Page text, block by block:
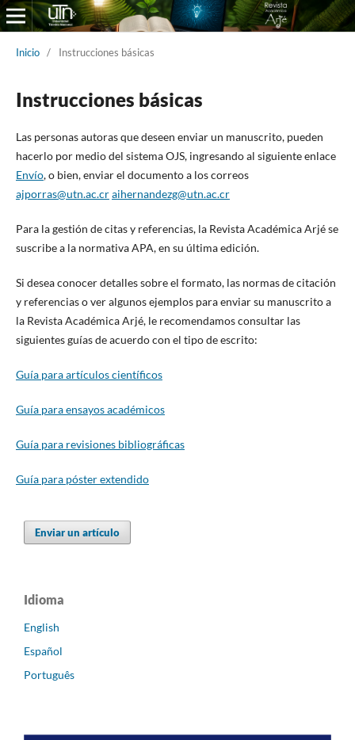
Inicio / Instrucciones básicas
Instrucciones básicas
Las personas autoras que deseen enviar un manuscrito, pueden
hacerlo por medio del sistema OJS, ingresando al siguiente enlace
Envío, o bien, enviar el documento a los correos
ajporras@utn.ac.craihernandezg@utn.ac.cr
Para la gestión de citas y referencias, la Revista Académica Arjé se
suscribe a la normativa APA, en su última edición.
Si desea conocer detalles sobre el formato, las normas de citación
y referencias o ver algunos ejemplos para enviar su manuscrito a
la Revista Académica Arjé, le recomendamos consultar las
siguientes guías de acuerdo con el tipo de escrito:
Guía para artículos científicos
Guía para ensayos académicos
Guía para revisiones bibliográficas
Guía para póster extendido
Enviar un artículo
Idioma
English
Español
Português